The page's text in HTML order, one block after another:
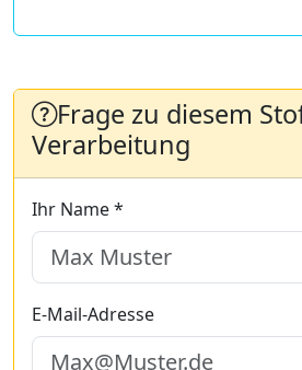
Frage zu diesem
Verarbeitung
Ihr Name *
E-Mail-Adresse